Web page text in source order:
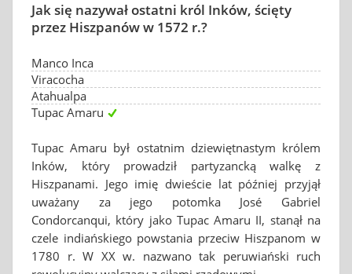
Jak się nazywał ostatni król Inków, ścięty
przez Hiszpanów w 1572 r.?
Manco Inca
Viracocha
Atahualpa
Tupac Amaru
Tupac Amaru był ostatnim dziewiętnastym królem
Inków, który prowadził partyzancką walkę z
Hiszpanami. Jego imię dwieście lat później przyjął
uważany za jego potomka José Gabriel
Condorcanqui, który jako Tupac Amaru II, stanął na
czele indiańskiego powstania przeciw Hiszpanom w
1780 r. W XX w. nazwano tak peruwiański ruch